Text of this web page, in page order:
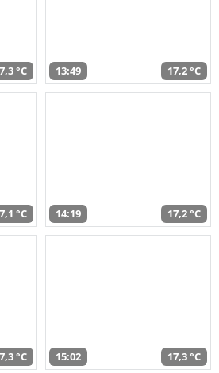
°C 13:49 17,2 °C
°C 14:19 17,2 °C
°C 15:02 17,3 °C